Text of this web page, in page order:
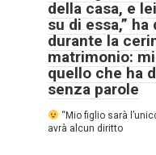
della casa, e
su di essa,”
durante la
matrimonio:
quello che ha
senza parole
“Mio figlio sarà
avrà alcun diritto